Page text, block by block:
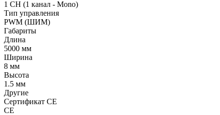
1 CH (1 канал - Mono)
Тип управления
PWM (ШИМ)
Габариты
Длина
5000 мм
Ширина
8 мм
Высота
1.5 мм
Другие
Сертификат CE
CE